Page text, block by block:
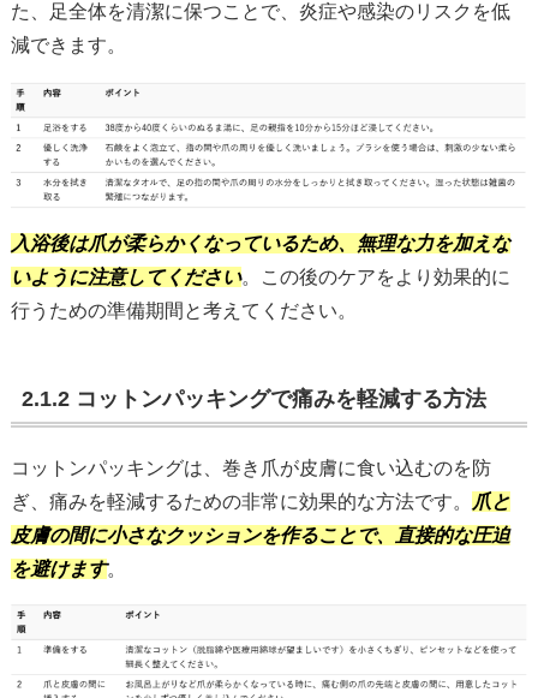
た、足全体を清潔に保つことで、炎症や感染のリスクを低
減できます。
入浴後は爪が柔らかくなっているため、無理な力を加えな
いように注意してください。この後のケアをより効果的に
行うための準備期間と考えてください。
2.1.2 コットンパッキングで痛みを軽減する方法
コットンパッキングは、巻き爪が皮膚に食い込むのを防
ぎ、痛みを軽減するための非常に効果的な方法です。
爪と
皮膚の間に小さなクッションを作ることで、直接的な圧迫
を避けます。